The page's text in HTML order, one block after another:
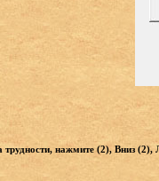
трудности, нажмите (2), Вниз